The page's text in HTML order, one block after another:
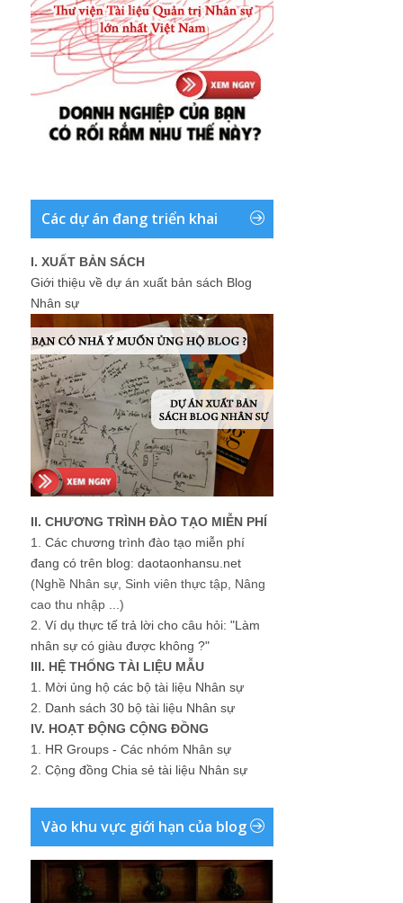
Các dự án đang triển khai
I. XUẤT BẢN SÁCH
Giới thiệu về dự án xuất bản sách Blog
Nhân sự
II. CHƯƠNG TRÌNH ĐÀO TẠO MIỄN PHÍ
1. Các chương trình đào tạo miễn phí
đang có trên blog: daotaonhansu.net
(Nghề Nhân sự, Sinh viên thực tập, Nâng
cao thu nhập ...)
2. Ví dụ thực tế trả lời cho câu hỏi: "Làm
nhân sự có giàu được không ?"
III. HỆ THỐNG TÀI LIỆU MẪU
1. Mời ủng hộ các bộ tài liệu Nhân sự
2. Danh sách 30 bộ tài liệu Nhân sự
IV. HOẠT ĐỘNG CỘNG ĐỒNG
1. HR Groups - Các nhóm Nhân sự
2. Cộng đồng Chia sẻ tài liệu Nhân sự
Vào khu vực giới hạn của blog